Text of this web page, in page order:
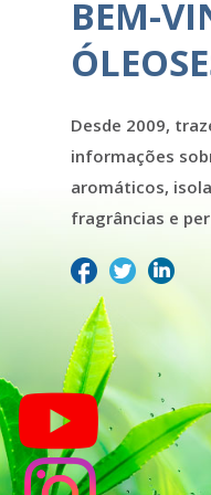
BEM-
Desde 2009,
informações
aromáticos,
fragrâncias e